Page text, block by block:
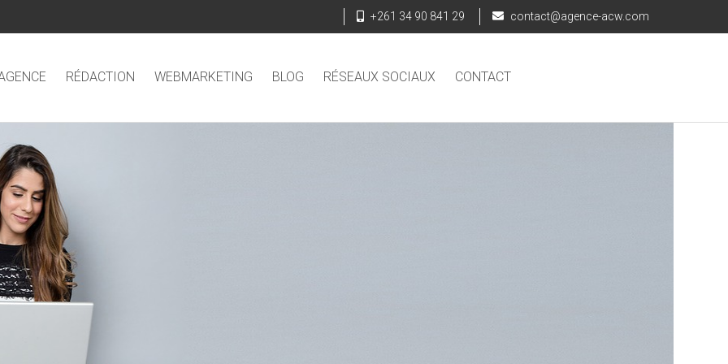
+261 34 90 841 29 contact@agence-acw.com
RÉDACTION WEBMARKETING BLOG RÉSEAUX SOCIAUX CONTACT